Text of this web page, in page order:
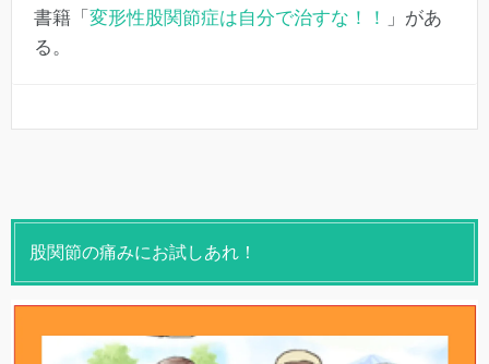
書籍「 変形性股関節症は自分で治すな！！
」があ
る。
股関節の痛みにお試しあれ！